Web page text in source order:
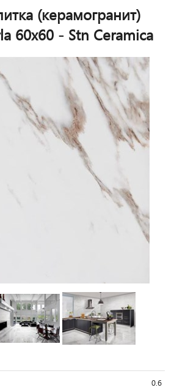
(керамогранит)
60x60 - Stn Ceramica
0.6